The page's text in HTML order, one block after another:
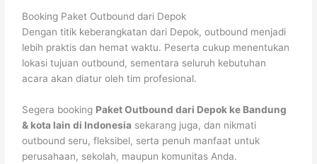
Booking Paket Outbound dari Depok
Dengan titik keberangkatan dari Depok, outbound menjadi
lebih praktis dan hemat waktu. Peserta cukup menentukan
lokasi tujuan outbound, sementara seluruh kebutuhan
acara akan diatur oleh tim profesional.
Segera booking Paket Outbound dari Depok ke Bandung
& kota lain di Indonesia sekarang juga, dan nikmati
outbound seru, fleksibel, serta penuh manfaat untuk
perusahaan, sekolah, maupun komunitas Anda.